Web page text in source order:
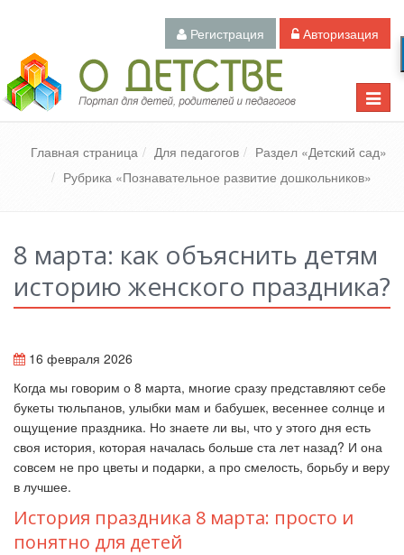
Регистрация Авторизация
Toggle
Педагогический портал «О детстве»
Главная страница Для педагогов
Раздел «Детский сад»
Рубрика «Познавательное развитие дошкольников»
8 марта: как объяснить детям
историю женского праздника?
16 февраля 2026
Когда мы говорим о 8 марта, многие сразу представляют себе
букеты тюльпанов, улыбки мам и бабушек, весеннее солнце и
ощущение праздника. Но знаете ли вы, что у этого дня есть
своя история, которая началась больше ста лет назад? И она
совсем не про цветы и подарки, а про смелость, борьбу и веру
в лучшее.
История праздника 8 марта: просто и
понятно для детей